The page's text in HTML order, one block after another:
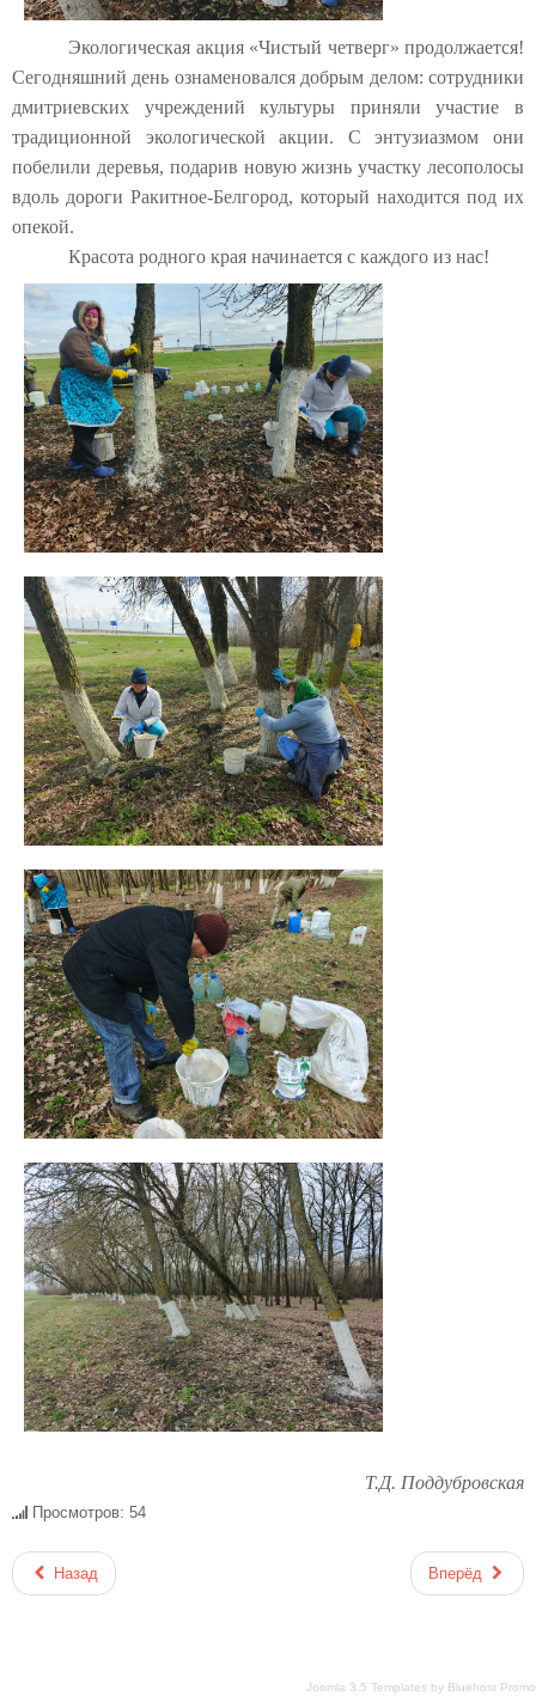
Joomla 3.5 Templates by Bluehost Promo
Экологическая акция «Чистый четверг» продолжается!
Сегодняшний день ознаменовался добрым делом: сотрудники
дмитриевских учреждений культуры приняли участие в
традиционной экологической акции. С энтузиазмом они
побелили деревья, подарив новую жизнь участку лесополосы
вдоль дороги Ракитное-Белгород, который находится под их
опекой.
Красота родного края начинается с каждого из нас!
Т.Д. Поддубровская
Просмотров: 54
Назад Вперёд